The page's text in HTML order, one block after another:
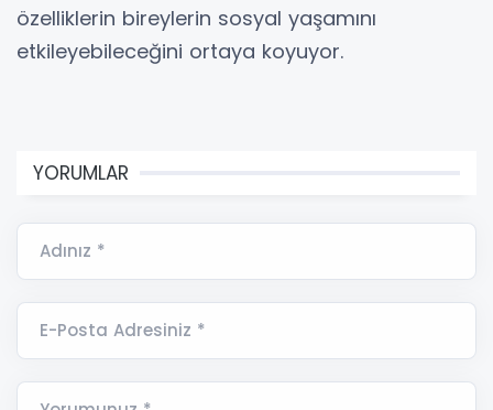
özelliklerin bireylerin sosyal yaşamını
etkileyebileceğini ortaya koyuyor.
YORUMLAR
Adınız *
E-Posta Adresiniz *